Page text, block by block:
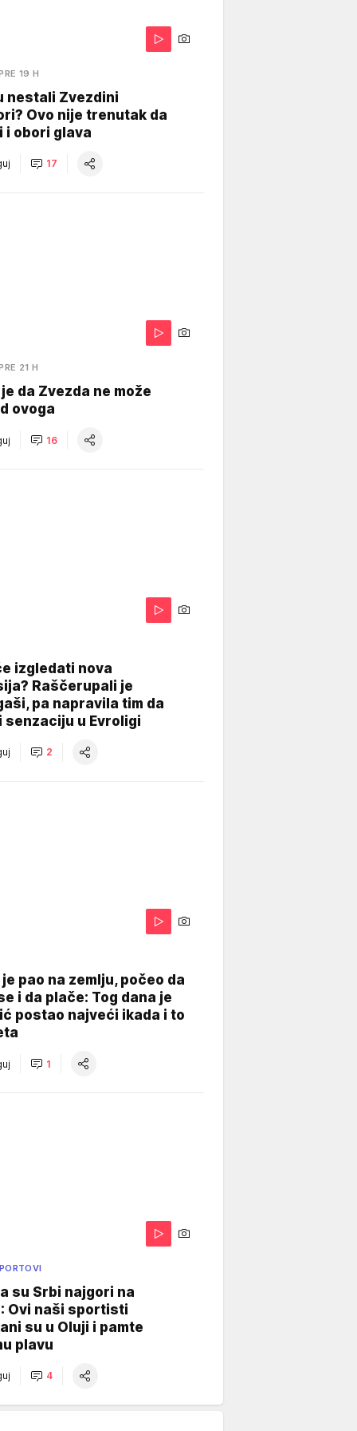
19 H
nestali Zvezdini
Ovo nije trenutak da
i obori glava
17
21 H
da Zvezda ne može
ovoga
16
izgledati nova
Raščerupali je
pa napravila tim da
senzaciju u Evroligi
2
je pao na zemlju, počeo da
i da plače: Tog dana je
postao najveći ikada i to
1
su Srbi najgori na
Ovi naši sportisti
su u Oluji i pamte
plavu
4